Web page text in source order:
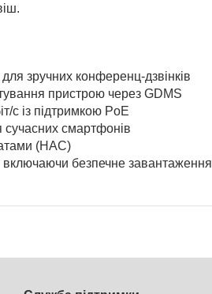
зручних конференц-дзвінків
пристрою через GDMS
с із підтримкою PoE
смартфонів
(HAC)
включаючи безпечне завантаження